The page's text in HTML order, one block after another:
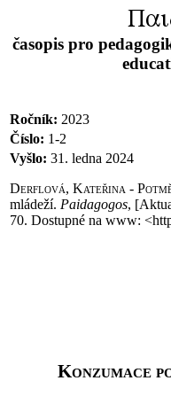
časopis pro
Ročník: 2023
Číslo: 1-2
Vyšlo: 31. ledna 2024
Derflová, Kateřina -
mládeží. Paidagogos,
70. Dostupné na www:
Konzumace